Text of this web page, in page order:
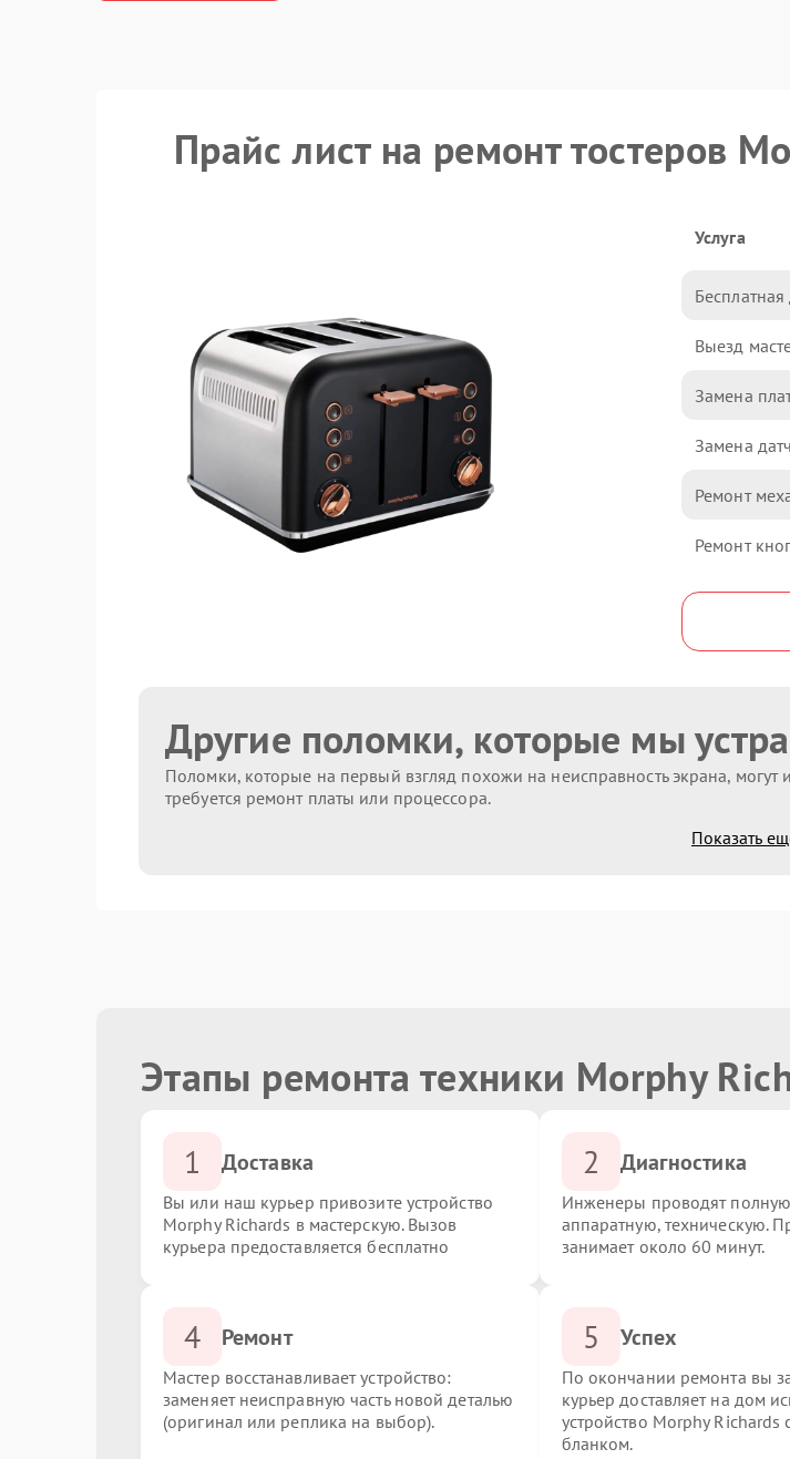
Прайс лист на ремонт тостеров
Услуга
Бесплатная
Выезд
Замена
Замена
Ремонт
Ремонт
Другие поломки, которые мы
Поломки, которые на первый взгляд похожи на неисправность экрана,
требуется ремонт платы или процессора.
Показать
Этапы ремонта техники Morphy
1 Доставка
Вы или наш курьер привозите устройство
Morphy Richards в мастерскую. Вызов
курьера предоставляется бесплатно
2 Диагностика
Инженеры проводят полную
аппаратную, техническую.
занимает около 60 минут.
4 Ремонт
Мастер восстанавливает устройство:
заменяет неисправную часть новой деталью
(оригинал или реплика на выбор).
5 Успех
По окончании ремонта вы
курьер доставляет на дом
устройство Morphy Richards
бланком.